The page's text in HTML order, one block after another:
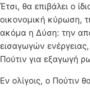
Έτσι, θα επιβάλει ο
οικονομική κύρωση,
ακόμα η Δύση: την
εισαγωγών
Πούτιν για εξαγωγή
Εν ολίγοις, ο Πούτιν